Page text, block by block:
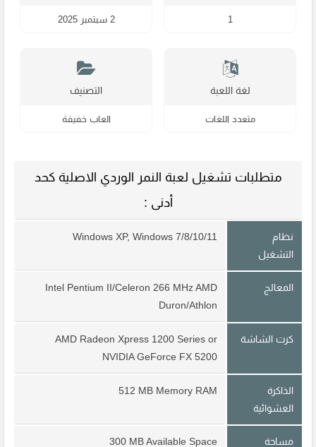
1 2 سبتمبر 2025
لغة اللعبة
متعدد اللغات
التصنيف
العاب خفيفة
متطلبات تشغيل لعبة النمر الوردي الاصلية كحد
أدنى :
نظام
التشغيل
Windows XP, Windows 7/8/10/11
المعالج
Intel Pentium II/Celeron 266 MHz AMD
Duron/Athlon
كرت الشاشة
AMD Radeon Xpress 1200 Series or
NVIDIA GeForce FX 5200
الذاكرة
العشوائية
512 MB Memory RAM
مساحة 300 MB Available Space